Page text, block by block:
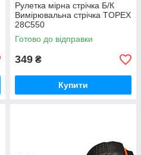
Рулетка мірна стрічка Б/К
Вимірювальна стрічка TOPEX
28C550
Готово до відправки
349 ₴
Купити